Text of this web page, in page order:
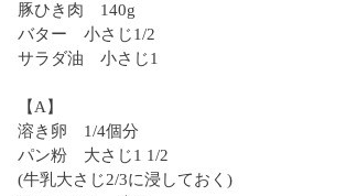
豚ひき肉 140g
バター 小さじ1/2
サラダ油 小さじ1
【A】
溶き卵 1/4個分
パン粉 大さじ1 1/2
(牛乳大さじ2/3に浸しておく)